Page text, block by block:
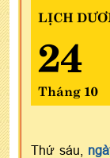
LỊCH
24
Tháng 10
Thứ sáu,